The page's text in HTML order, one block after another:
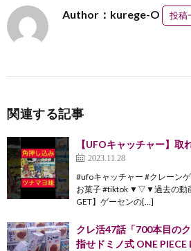
Author：kurege-O 投稿
関連する記事
【UFOキャッチャー】
2023.11.28
#ufoキャッチャー #クレーン
お菓子 #tiktok ▼▽▼過去の
GET】ゲーセンの[…]
クレ活47話「700本目の
指せドミノ式 ONE